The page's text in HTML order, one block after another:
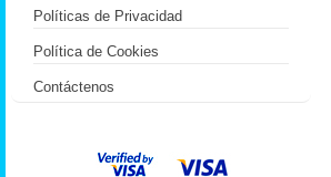
Políticas de Privacidad
Política de Cookies
Contáctenos